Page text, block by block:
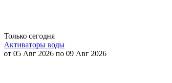
Только сегодня
Активаторы воды
от 05 Авг 2026 по 09 Авг 2026